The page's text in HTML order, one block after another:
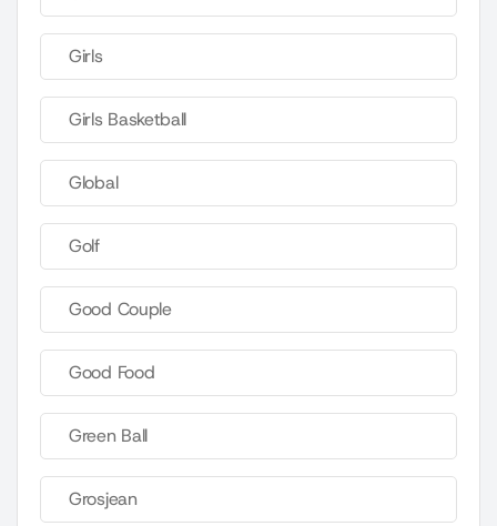
Girls
Girls Basketball
Global
Golf
Good Couple
Good Food
Green Ball
Grosjean